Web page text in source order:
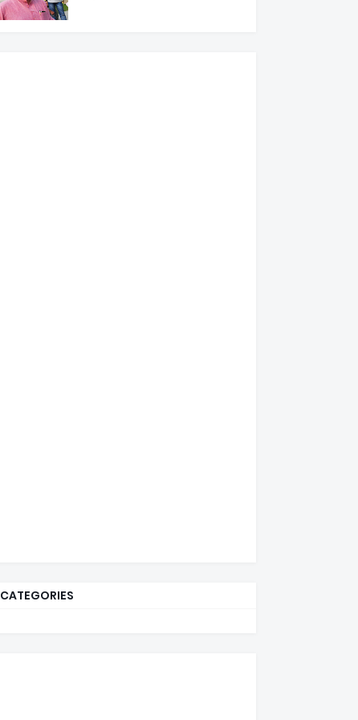
CATEGORIES